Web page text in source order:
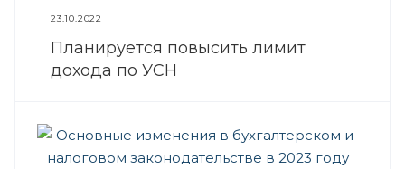
23.10.2022
Планируется повысить лимит
дохода по УСН